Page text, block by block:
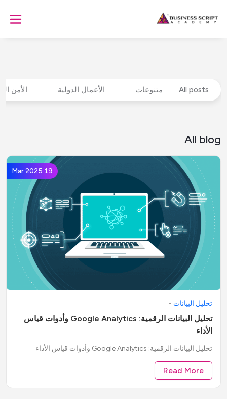
All posts متنوعات الأعمال الدولية الأمن
All blog
19 Mar 2025
تحليل البيانات -
تحليل البيانات الرقمية: Google Analytics وأدوات قياس
الأداء
تحليل البيانات الرقمية: Google Analytics وأدوات قياس الأداء
Read More